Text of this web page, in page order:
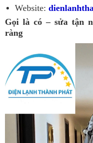
Website:
Gọi là có – sửa tận
ràng